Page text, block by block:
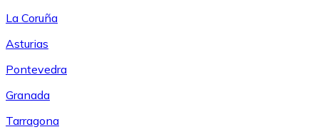
La Coruña
Asturias
Pontevedra
Granada
Tarragona